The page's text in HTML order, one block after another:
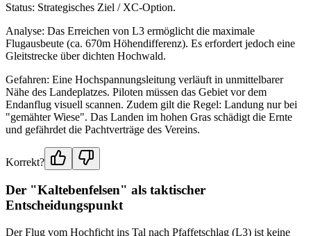
Status: Strategisches Ziel / XC-Option.
Analyse: Das Erreichen von L3 ermöglicht die maximale
Flugausbeute (ca. 670m Höhendifferenz). Es erfordert jedoch eine
Gleitstrecke über dichten Hochwald.
Gefahren: Eine Hochspannungsleitung verläuft in unmittelbarer
Nähe des Landeplatzes. Piloten müssen das Gebiet vor dem
Endanflug visuell scannen. Zudem gilt die Regel: Landung nur bei
"gemähter Wiese". Das Landen im hohen Gras schädigt die Ernte
und gefährdet die Pachtverträge des Vereins.
Korrekt?
Der "Kaltebenfelsen" als taktischer
Entscheidungspunkt
Der Flug vom Hochficht ins Tal nach Pfaffetschlag (L3) ist keine